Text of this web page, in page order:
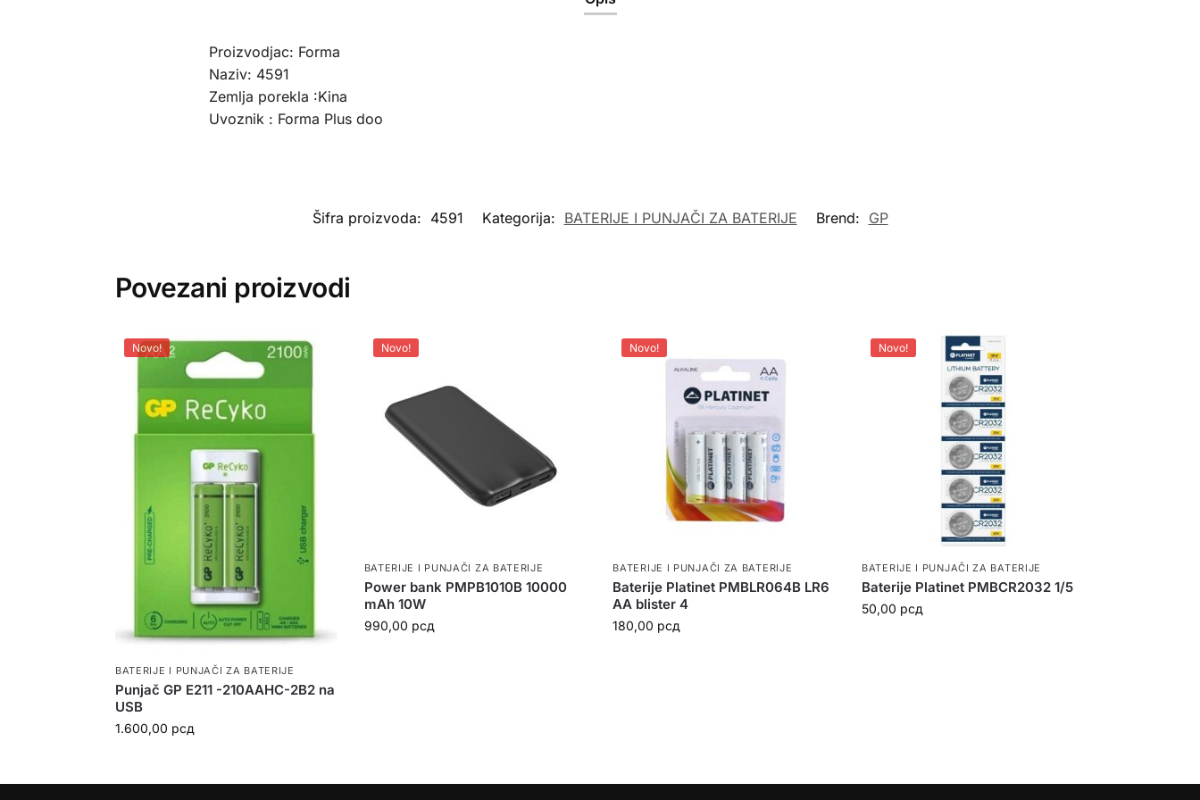
Proizvodjac: Forma
Naziv: 4591
Zemlja porekla :Kina
Uvoznik : Forma Plus doo
Šifra proizvoda: 4591 Kategorija: BATERIJE I PUNJAČI ZA BATERIJE Brend: GP
Povezani proizvodi
Novo!
BATERIJE I PUNJAČI ZA BATERIJE
Punjač GP E211 -210AAHC-2B2 na
USB
1.600,00 рсд
Novo!
BATERIJE I PUNJAČI ZA BATERIJE
Power bank PMPB1010B 10000
mAh 10W
990,00 рсд
Novo!
BATERIJE I PUNJAČI ZA BATERIJE
Baterije Platinet PMBLR064B LR6
AA blister 4
180,00 рсд
Novo!
BATERIJE I PUNJAČI ZA BATERIJE
Baterije Platinet PMBCR2032 1/5
50,00 рсд